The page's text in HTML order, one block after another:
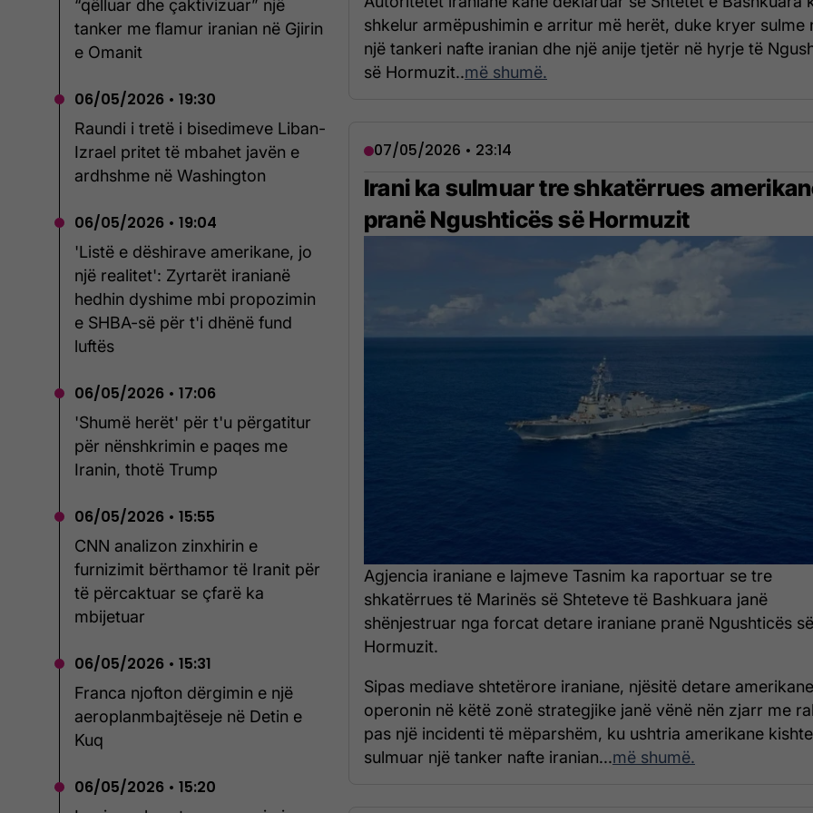
“qëlluar dhe çaktivizuar” një
tanker me flamur iranian në Gjirin
e Omanit
06/05/2026 • 19:30
Raundi i tretë i bisedimeve Liban-
Izrael pritet të mbahet javën e
ardhshme në Washington
06/05/2026 • 19:04
'Listë e dëshirave amerikane, jo
një realitet': Zyrtarët iranianë
hedhin dyshime mbi propozimin
e SHBA-së për t'i dhënë fund
luftës
06/05/2026 • 17:06
'Shumë herët' për t'u përgatitur
për nënshkrimin e paqes me
Iranin, thotë Trump
06/05/2026 • 15:55
CNN analizon zinxhirin e
furnizimit bërthamor të Iranit për
të përcaktuar se çfarë ka
mbijetuar
06/05/2026 • 15:31
Franca njofton dërgimin e një
aeroplanmbajtëseje në Detin e
Kuq
06/05/2026 • 15:20
shkelur armëpushimin e arritur më herët, duke kryer sulme
një tankeri nafte iranian dhe një anije tjetër në hyrje të
së Hormuzit..më shumë.
07/05/2026 • 23:14
Irani ka sulmuar tre shkatërrues
pranë Ngushticës së Hormuzit
Agjencia iraniane e lajmeve Tasnim ka raportuar se tre
shkatërrues të Marinës së Shteteve të Bashkuara janë
shënjestruar nga forcat detare iraniane pranë Ngushticës së
Hormuzit.
Sipas mediave shtetërore iraniane, njësitë detare
operonin në këtë zonë strategjike janë vënë nën zjarr me
pas një incidenti të mëparshëm, ku ushtria amerikane kishte
sulmuar një tanker nafte iranian...më shumë.